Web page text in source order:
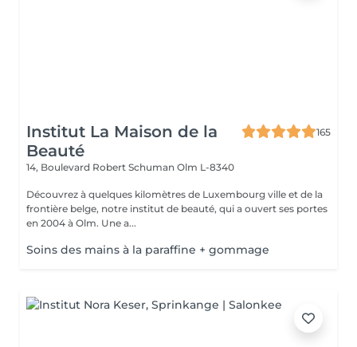
Institut La Maison de la
Beauté
165
14, Boulevard Robert Schuman Olm L-8340
Découvrez à quelques kilomètres de Luxembourg ville et de la
frontière belge, notre institut de beauté, qui a ouvert ses portes
en 2004 à Olm. Une a...
Soins des mains à la paraffine + gommage